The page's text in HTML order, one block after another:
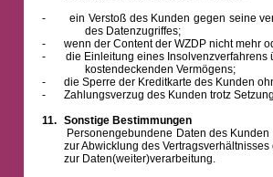
-
ein Verstoß des Kunden gegen seine
des Datenzugriffes;
-
wenn der Content der WZDP nicht mehr
-
die Einleitung eines
kostendeckenden Vermögens;
-
die Sperre der Kreditkarte des Kunden
-
Zahlungsverzug des Kunden trotz
11. Sonstige Bestimmungen
Personengebundene Daten des Kunden
zur Abwicklung des
zur Daten(weiter)verarbeitung.